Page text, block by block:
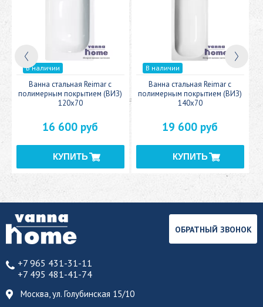
В наличии
Ванна стальная Reimar с
полимерным покрытием (ВИЗ)
120x70
16 600 руб
В наличии
Ванна стальная Reimar с
полимерным покрытием (ВИЗ)
140x70
19 600 руб
+7 965 431-31-11
+7 495 481-41-74
Москва, ул. Голубинская 15/10
ОБРАТНЫЙ ЗВОНОК